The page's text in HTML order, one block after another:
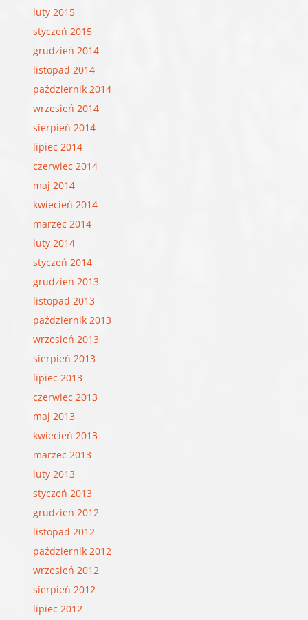
luty 2015
styczeń 2015
grudzień 2014
listopad 2014
październik 2014
wrzesień 2014
sierpień 2014
lipiec 2014
czerwiec 2014
maj 2014
kwiecień 2014
marzec 2014
luty 2014
styczeń 2014
grudzień 2013
listopad 2013
październik 2013
wrzesień 2013
sierpień 2013
lipiec 2013
czerwiec 2013
maj 2013
kwiecień 2013
marzec 2013
luty 2013
styczeń 2013
grudzień 2012
listopad 2012
październik 2012
wrzesień 2012
sierpień 2012
lipiec 2012